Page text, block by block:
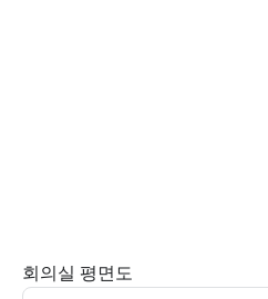
회의실 평면도